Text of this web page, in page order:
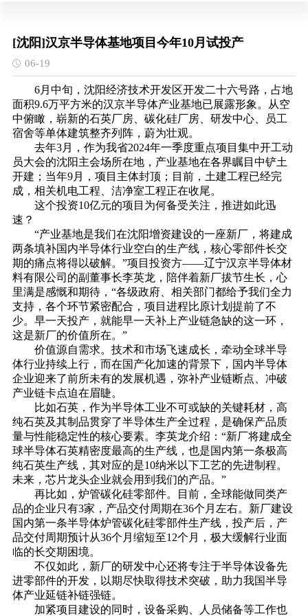
[沈阳]汉京半导体基地项目今年10月试投产
06-19
6月中旬，沈阳经济技术开发区开发二十六号路，占地
面积9.6万平方米的汉京半导体产业基地已展露形象。从空
中俯瞰，崭新的石英厂房、碳化硅厂房、研发中心、员工
宿舍等单体建筑整齐列阵，蔚为壮观。
去年3月，作为我省2024年一季度重点项目集中开工动
员大会的沈阳主会场所在地，产业基地在各界瞩目中铲土
开建；当年9月，项目主体封顶；目前，土建工程已经完
成，相关机电工程、洁净室工程正在收尾。
这个投资10亿元的项目为何备受关注，推进如此迅
速？
“产业基地是我们在沈阳增资建设的一座新厂，将建成
两条填补国内半导体行业空白的生产线，核心零部件长交
期的痛点将得以破解。”项目投资方——辽宁汉京半导体材
料有限公司的副董事长李英龙，陪伴着新厂拔节生长，心
里满是感慨和期待，“各级政府、相关部门都给予我们全力
支持，各个环节紧密配合，项目进程比原计划提前了不
少。早一天投产，就能早一天补上产业链急缺的这一环，
这是新厂的价值所在。”
价值源自需求。技术和市场飞速成长，牵动全球半导
体行业持续上行，而在国产化加速的背景下，国内半导体
企业迎来了前所未有的发展机遇，弥补产业链断点、冲破
产业链卡点迫在眉睫。
比如石英，作为半导体工业不可或缺的关键耗材，高
纯石英及其制品贯穿了半导体生产全过程，是确保产品质
量与性能稳定性的核心要素。李英龙介绍：“新厂将建成全
球半导体石英精密度最高的生产线，也是国内第一条极高
纯石英生产线，其对应的是10纳米以下工艺的先进制程。
未来，芯片龙头企业就会用到我们的产品。”
再比如，炉管碳化硅零部件。目前，全球能做同类产
品的企业只有3家，产品交付周期在36个月左右。新厂建设
国内第一条半导体炉管碳化硅零部件生产线，投产后，产
品交付周期预计从36个月缩短至12个月，极大缓解行业面
临的长交期困境。
不仅如此，新厂的研发中心还将专注于半导体设备先
进零部件的开发，以期尽快取得技术突破，助力我国半导
体产业延链补链强链。
加紧项目建设的同时，设备采购、人员储备等工作也